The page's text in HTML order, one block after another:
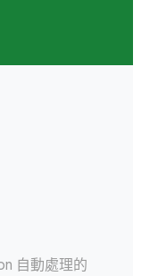
自動處理的